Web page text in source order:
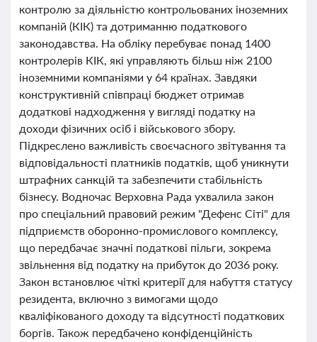
контролю за діяльністю контрольованих іноземних
компаній (КІК) та дотриманню податкового
законодавства. На обліку перебуває понад 1400
контролерів КІК, які управляють більш ніж 2100
іноземними компаніями у 64 країнах. Завдяки
конструктивній співпраці бюджет отримав
додаткові надходження у вигляді податку на
доходи фізичних осіб і військового збору.
Підкреслено важливість своєчасного звітування та
відповідальності платників податків, щоб уникнути
штрафних санкцій та забезпечити стабільність
бізнесу. Водночас Верховна Рада ухвалила закон
про спеціальний правовий режим "Дефенс Сіті" для
підприємств оборонно-промислового комплексу,
що передбачає значні податкові пільги, зокрема
звільнення від податку на прибуток до 2036 року.
Закон встановлює чіткі критерії для набуття статусу
резидента, включно з вимогами щодо
кваліфікованого доходу та відсутності податкових
боргів. Також передбачено конфіденційність